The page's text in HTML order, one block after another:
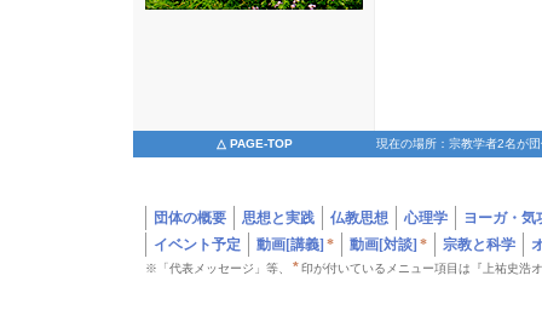
△ PAGE-TOP 現在の場所：宗教学者2名が
団体の概要 思想と実践 仏教思想 心理学
ヨーガ・気
イベント予定
動画[講義] * 動画[対談] * 宗教と科学
※「代表メッセージ」等、 * 印が付いているメニュー項目は『上祐史浩